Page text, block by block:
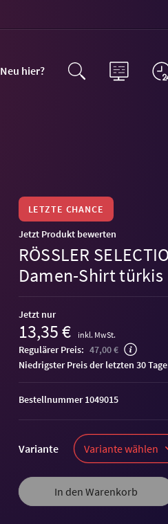
Neu hier?
LETZTE CHANCE
Jetzt Produkt bewerten
RÖSSLER
Damen-Shirt türkis
Jetzt nur
13,35 € inkl. MwSt.
Regulärer Preis: 47,00 €
niedrigster Preis der letzten 30
Variante Variante wählen
In den Warenkorb
Bestellnummer 1049015